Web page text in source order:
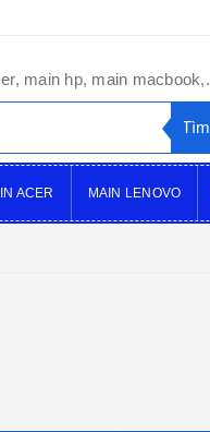
main hp, main
ACER MAIN LENOVO